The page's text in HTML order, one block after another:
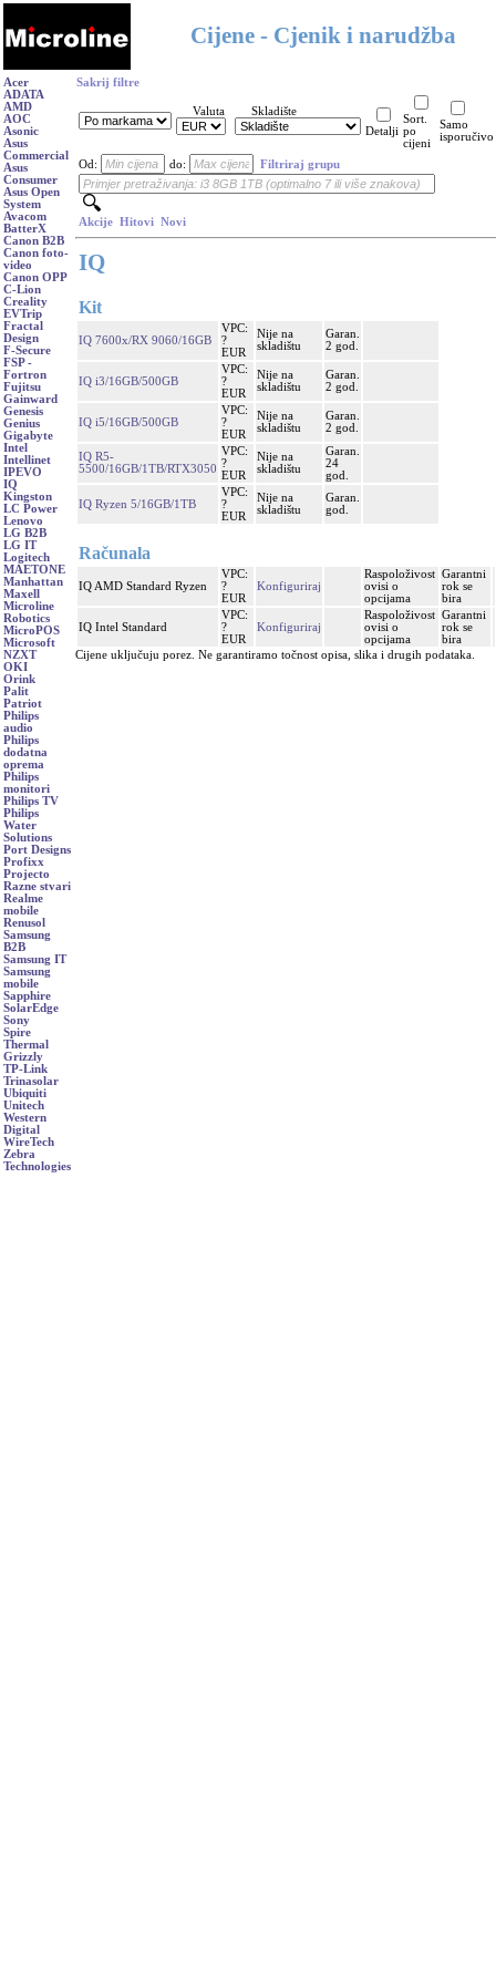
Cijene - Cjenik i narudžba
Acer
ADATA
AMD
AOC
Asonic
Asus
Commercial
Asus
Consumer
Asus Open
System
Avacom
BatterX
Canon B2B
Canon foto-
video
Canon OPP
C-Lion
Creality
EVTrip
Fractal
Design
F-Secure
FSP -
Fortron
Fujitsu
Gainward
Genesis
Genius
Gigabyte
Intel
Intellinet
IPEVO
IQ
Kingston
LC Power
Lenovo
LG B2B
LG IT
Logitech
MAETONE
Manhattan
Maxell
Microline
Robotics
MicroPOS
Microsoft
NZXT
OKI
Orink
Palit
Patriot
Philips
audio
Philips
dodatna
oprema
Philips
monitori
Philips TV
Philips
Water
Solutions
Port Designs
Profixx
Projecto
Razne stvari
Realme
mobile
Renusol
Samsung
B2B
Samsung IT
Samsung
mobile
Sapphire
SolarEdge
Sony
Spire
Thermal
Grizzly
TP-Link
Trinasolar
Ubiquiti
Unitech
Western
Digital
WireTech
Zebra
Technologies
Sakrij filtre
Valuta
Skladište
Detalji
Sort.
po
cijeni
Samo
isporučivo
Od: do: Filtriraj grupu
Akcije Hitovi Novi
IQ
Kit
IQ 7600x/RX 9060/16GB
VPC:
?
EUR
Nije na
skladištu
Garan.
2 god.
IQ i3/16GB/500GB
VPC:
?
EUR
Nije na
skladištu
Garan.
2 god.
IQ i5/16GB/500GB
VPC:
?
EUR
Nije na
skladištu
Garan.
2 god.
IQ R5-
5500/16GB/1TB/RTX3050
VPC:
?
EUR
Nije na
skladištu
Garan.
24
god.
IQ Ryzen 5/16GB/1TB
VPC:
?
EUR
Nije na
skladištu
Garan.
god.
Računala
IQ AMD Standard Ryzen
VPC:
?
EUR
Konfiguriraj
Raspoloživost
ovisi o
opcijama
Garantni
rok se
bira
IQ Intel Standard
VPC:
?
EUR
Konfiguriraj
Raspoloživost
ovisi o
opcijama
Garantni
rok se
bira
Cijene uključuju porez. Ne garantiramo točnost opisa, slika i drugih podataka.